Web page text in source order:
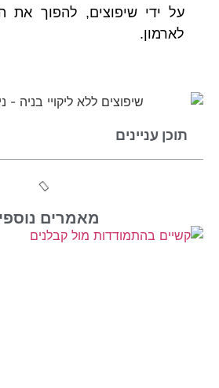
על ידי שיפוצים, להפוך את
לארמון.
תוכן עניינים
מאמרים